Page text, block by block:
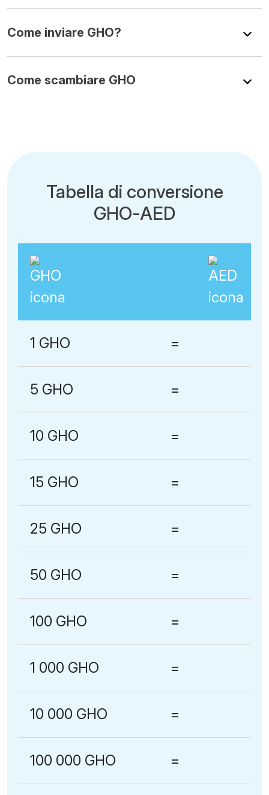
Come inviare GHO?
Come scambiare GHO
Tabella di conversione
GHO-AED
1 GHO =
5 GHO =
10 GHO =
15 GHO =
25 GHO =
50 GHO =
100 GHO =
1 000 GHO =
10 000 GHO =
100 000 GHO =